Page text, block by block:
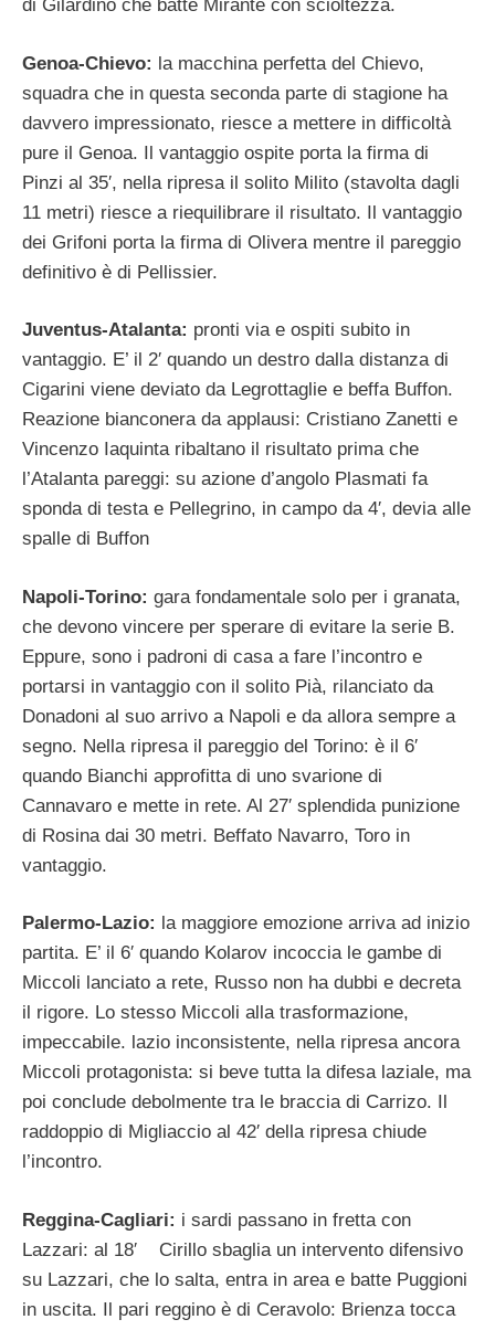
di Gilardino che batte Mirante con scioltezza.
Genoa-Chievo: la macchina perfetta del Chievo,
squadra che in questa seconda parte di stagione ha
davvero impressionato, riesce a mettere in difficoltà
pure il Genoa. Il vantaggio ospite porta la firma di
Pinzi al 35′, nella ripresa il solito Milito (stavolta dagli
11 metri) riesce a riequilibrare il risultato. Il vantaggio
dei Grifoni porta la firma di Olivera mentre il pareggio
definitivo è di Pellissier.
Juventus-Atalanta: pronti via e ospiti subito in
vantaggio. E’ il 2′ quando un destro dalla distanza di
Cigarini viene deviato da Legrottaglie e beffa Buffon.
Reazione bianconera da applausi: Cristiano Zanetti e
Vincenzo Iaquinta ribaltano il risultato prima che
l’Atalanta pareggi: su azione d’angolo Plasmati fa
sponda di testa e Pellegrino, in campo da 4′, devia alle
spalle di Buffon
Napoli-Torino: gara fondamentale solo per i granata,
che devono vincere per sperare di evitare la serie B.
Eppure, sono i padroni di casa a fare l’incontro e
portarsi in vantaggio con il solito Pià, rilanciato da
Donadoni al suo arrivo a Napoli e da allora sempre a
segno. Nella ripresa il pareggio del Torino: è il 6′
quando Bianchi approfitta di uno svarione di
Cannavaro e mette in rete. Al 27′ splendida punizione
di Rosina dai 30 metri. Beffato Navarro, Toro in
vantaggio.
Palermo-Lazio: la maggiore emozione arriva ad inizio
partita. E’ il 6′ quando Kolarov incoccia le gambe di
Miccoli lanciato a rete, Russo non ha dubbi e decreta
il rigore. Lo stesso Miccoli alla trasformazione,
impeccabile. lazio inconsistente, nella ripresa ancora
Miccoli protagonista: si beve tutta la difesa laziale, ma
poi conclude debolmente tra le braccia di Carrizo. Il
raddoppio di Migliaccio al 42′ della ripresa chiude
l’incontro.
Reggina-Cagliari: i sardi passano in fretta con
Lazzari: al 18′ Cirillo sbaglia un intervento difensivo
su Lazzari, che lo salta, entra in area e batte Puggioni
in uscita. Il pari reggino è di Ceravolo: Brienza tocca